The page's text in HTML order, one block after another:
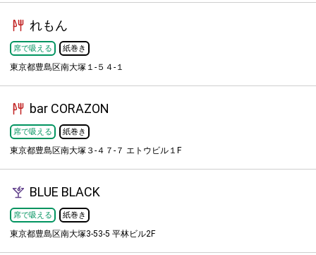
れもん
席で吸える 紙巻き
東京都豊島区南大塚１-５４-１
bar CORAZON
席で吸える 紙巻き
東京都豊島区南大塚３-４７-７ エトウビル１F
BLUE BLACK
席で吸える 紙巻き
東京都豊島区南大塚3-53-5 平林ビル2F